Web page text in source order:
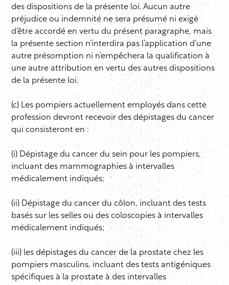
des dispositions de la présente loi. Aucun autre
préjudice ou indemnité ne sera présumé ni exigé
d’être accordé en vertu du présent paragraphe, mais
la présente section n’interdira pas l’application d’une
autre présomption ni n’empêchera la qualification à
une autre attribution en vertu des autres dispositions
de la présente loi.
(c) Les pompiers actuellement employés dans cette
profession devront recevoir des dépistages du cancer
qui consisteront en :
(i) Dépistage du cancer du sein pour les pompiers,
incluant des mammographies à intervalles
médicalement indiqués;
(ii) Dépistage du cancer du côlon, incluant des tests
basés sur les selles ou des coloscopies à intervalles
médicalement indiqués;
(iii) les dépistages du cancer de la prostate chez les
pompiers masculins, incluant des tests antigéniques
spécifiques à la prostate à des intervalles